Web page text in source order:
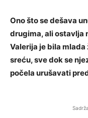
Ono što se dešava
drugima, ali ostavlja
Valerija je bila
sreću, sve dok se
počela urušavati